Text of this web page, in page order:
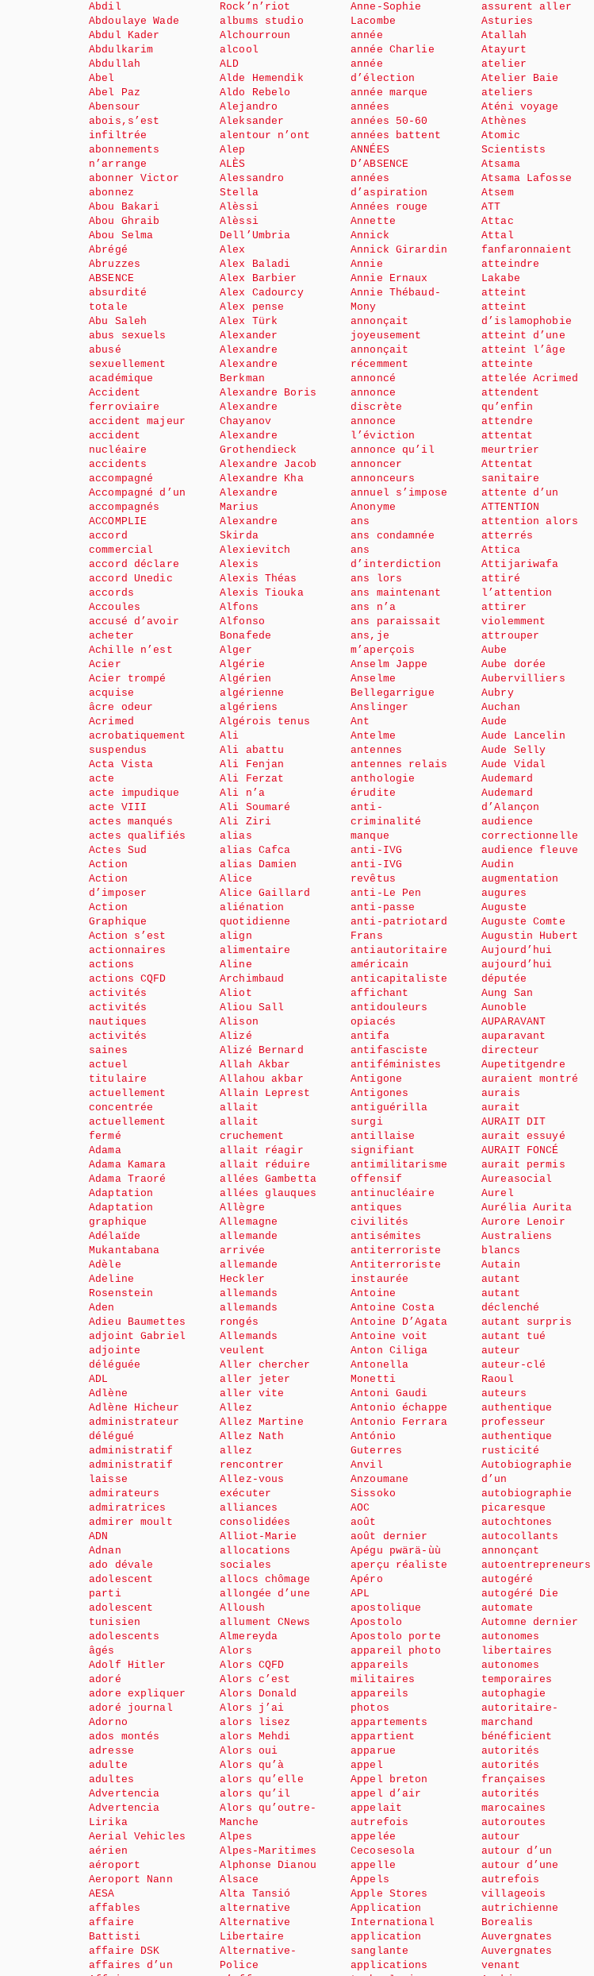
Abdil
Abdoulaye Wade
Abdul Kader
Abdulkarim
Abdullah
Abel
Abel Paz
Abensour
abois,s’est
infiltrée
abonnements
n’arrange
abonner Victor
abonnez
Abou Bakari
Abou Ghraib
Abou Selma
Abrégé
Abruzzes
ABSENCE
absurdité
totale
Abu Saleh
abus sexuels
abusé
sexuellement
académique
Accident
ferroviaire
accident majeur
accident
nucléaire
accidents
accompagné
Accompagné d’un
accompagnés
ACCOMPLIE
accord
commercial
accord déclare
accord Unedic
accords
Accoules
accusé d’avoir
acheter
Achille n’est
Acier
Acier trompé
acquise
âcre odeur
Acrimed
acrobatiquement
suspendus
Acta Vista
acte
acte impudique
acte VIII
actes manqués
actes qualifiés
Actes Sud
Action
Action
d’imposer
Action
Graphique
Action s’est
actionnaires
actions
actions CQFD
activités
activités
nautiques
activités
saines
actuel
titulaire
actuellement
concentrée
actuellement
fermé
Adama
Adama Kamara
Adama Traoré
Adaptation
Adaptation
graphique
Adélaïde
Mukantabana
Adèle
Adeline
Rosenstein
Aden
Adieu Baumettes
adjoint Gabriel
adjointe
déléguée
ADL
Adlène
Adlène Hicheur
administrateur
délégué
administratif
administratif
laisse
admirateurs
admiratrices
admirer moult
ADN
Adnan
ado dévale
adolescent
parti
adolescent
tunisien
adolescents
âgés
Adolf Hitler
adoré
adore expliquer
adoré journal
Adorno
ados montés
adresse
adulte
adultes
Advertencia
Advertencia
Lirika
Aerial Vehicles
aérien
aéroport
Aeroport Nann
AESA
affables
affaire
Battisti
affaire DSK
affaires d’un
Rock’n’riot
albums studio
Alchourroun
alcool
ALD
Alde Hemendik
Aldo Rebelo
Alejandro
Aleksander
alentour n’ont
Alep
ALÈS
Alessandro
Stella
Alèssi
Alèssi
Dell’Umbria
Alex
Alex Baladi
Alex Barbier
Alex Cadourcy
Alex pense
Alex Türk
Alexander
Alexandre
Alexandre
Berkman
Alexandre Boris
Alexandre
Chayanov
Alexandre
Grothendieck
Alexandre Jacob
Alexandre Kha
Alexandre
Marius
Alexandre
Skirda
Alexievitch
Alexis
Alexis Théas
Alexis Tiouka
Alfons
Alfonso
Bonafede
Alger
Algérie
Algérien
algérienne
algériens
Algérois tenus
Ali
Ali abattu
Ali Fenjan
Ali Ferzat
Ali n’a
Ali Soumaré
Ali Ziri
alias
alias Cafca
alias Damien
Alice
Alice Gaillard
aliénation
quotidienne
align
alimentaire
Aline
Archimbaud
Aliot
Aliou Sall
Alison
Alizé
Alizé Bernard
Allah Akbar
Allahou akbar
Allain Leprest
allait
allait
cruchement
allait réagir
allait réduire
allées Gambetta
allées glauques
Allègre
Allemagne
allemande
arrivée
allemande
Heckler
allemands
allemands
rongés
Allemands
veulent
Aller chercher
aller jeter
aller vite
Allez
Allez Martine
Allez Nath
allez
rencontrer
Allez-vous
exécuter
alliances
consolidées
Alliot-Marie
allocations
sociales
allocs chômage
allongée d’une
Alloush
allument CNews
Almereyda
Alors
Alors CQFD
Alors c’est
Alors Donald
Alors j’ai
alors lisez
alors Mehdi
Alors oui
Alors qu’à
alors qu’elle
alors qu’il
Alors qu’outre-
Manche
Alpes
Alpes-Maritimes
Alphonse Dianou
Alsace
Alta Tansió
alternative
Alternative
Libertaire
Alternative-
Police
Anne-Sophie
Lacombe
année
année Charlie
année
d’élection
année marque
années
années 50-60
années battent
ANNÉES
D’ABSENCE
années
d’aspiration
Années rouge
Annette
Annick
Annick Girardin
Annie
Annie Ernaux
Annie Thébaud-
Mony
annonçait
joyeusement
annonçait
récemment
annoncé
annonce
discrète
annonce
l’éviction
annonce qu’il
annoncer
annonceurs
annuel s’impose
Anonyme
ans
ans condamnée
ans
d’interdiction
ans lors
ans maintenant
ans n’a
ans paraissait
ans,je
m’aperçois
Anselm Jappe
Anselme
Bellegarrigue
Anslinger
Ant
Antelme
antennes
antennes relais
anthologie
érudite
anti-
criminalité
manque
anti-IVG
anti-IVG
revêtus
anti-Le Pen
anti-passe
anti-patriotard
Frans
antiautoritaire
américain
anticapitaliste
affichant
antidouleurs
opiacés
antifa
antifasciste
antiféministes
Antigone
Antigones
antiguérilla
surgi
antillaise
signifiant
antimilitarisme
offensif
antinucléaire
antiques
civilités
antisémites
antiterroriste
Antiterroriste
instaurée
Antoine
Antoine Costa
Antoine D’Agata
Antoine voit
Anton Ciliga
Antonella
Monetti
Antoni Gaudi
Antonio échappe
Antonio Ferrara
António
Guterres
Anvil
Anzoumane
Sissoko
AOC
août
août dernier
Apégu pwärä-ùù
aperçu réaliste
Apéro
APL
apostolique
Apostolo
Apostolo porte
appareil photo
appareils
militaires
appareils
photos
appartements
appartient
apparue
appel
Appel breton
appel d’air
appelait
autrefois
appelée
Cecosesola
appelle
Appels
Apple Stores
Application
International
application
sanglante
applications
assurent aller
Asturies
Atallah
Atayurt
atelier
Atelier Baie
ateliers
Aténi voyage
Athènes
Atomic
Scientists
Atsama
Atsama Lafosse
Atsem
ATT
Attac
Attal
fanfaronnaient
atteindre
Lakabe
atteint
atteint
d’islamophobie
atteint d’une
atteint l’âge
atteinte
attelée Acrimed
attendent
qu’enfin
attendre
attentat
meurtrier
Attentat
sanitaire
attente d’un
ATTENTION
attention alors
atterrés
Attica
Attijariwafa
attiré
l’attention
attirer
violemment
attrouper
Aube
Aube dorée
Aubervilliers
Aubry
Auchan
Aude
Aude Lancelin
Aude Selly
Aude Vidal
Audemard
Audemard
d’Alançon
audience
correctionnelle
audience fleuve
Audin
augmentation
augures
Auguste
Auguste Comte
Augustin Hubert
Aujourd’hui
aujourd’hui
députée
Aung San
Aunoble
AUPARAVANT
auparavant
directeur
Aupetitgendre
auraient montré
aurais
aurait
AURAIT DIT
aurait essuyé
AURAIT FONCÉ
aurait permis
Aureasocial
Aurel
Aurélia Aurita
Aurore Lenoir
Australiens
blancs
Autain
autant
autant
déclenché
autant surpris
autant tué
auteur
auteur-clé
Raoul
auteurs
authentique
professeur
authentique
rusticité
Autobiographie
d’un
autobiographie
picaresque
autochtones
autocollants
annonçant
autoentrepreneurs
autogéré
autogéré Die
automate
Automne dernier
autonomes
libertaires
autonomes
temporaires
autophagie
autoritaire-
marchand
bénéficient
autorités
autorités
françaises
autorités
marocaines
autoroutes
autour
autour d’un
autour d’une
autrefois
villageois
autrichienne
Borealis
Auvergnates
Auvergnates
venant